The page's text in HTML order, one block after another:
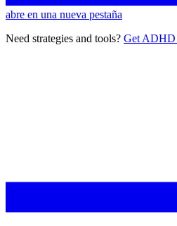
abre en una nueva pestaña
Need strategies and tools? Get ADHD